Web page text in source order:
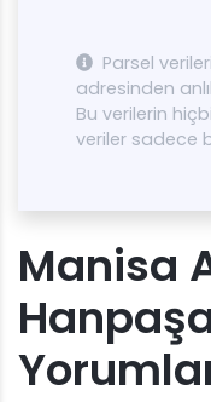
Parsel
adresinden
Bu verilerin
veriler sadece
Manisa